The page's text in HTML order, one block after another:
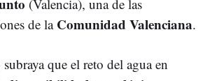
(Valencia), una de las
de la Comunidad Valenciana.
que el reto del agua en